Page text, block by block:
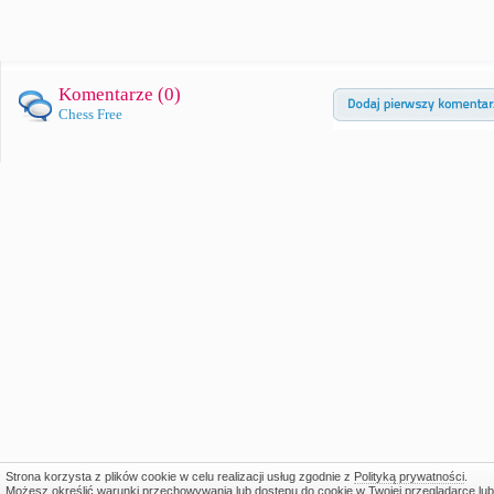
Komentarze (0)
Chess Free
Strona korzysta z plików cookie w celu realizacji usług zgodnie z Polityką prywatności.
Możesz określić warunki przechowywania lub dostępu do cookie w Twojej przeglądarce lub